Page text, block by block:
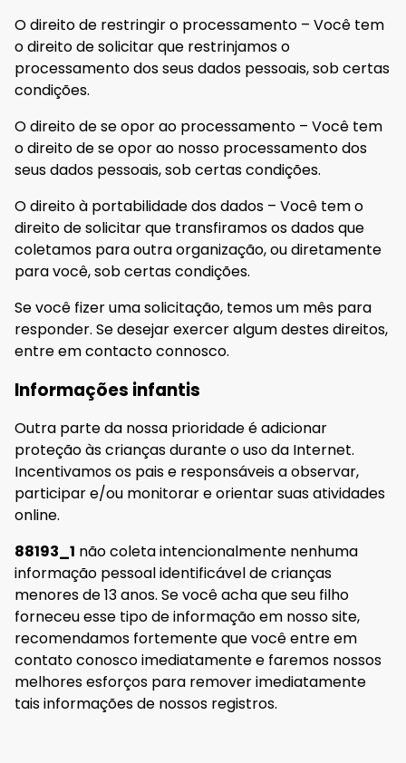
O direito de restringir o processamento – Você tem
o direito de solicitar que restrinjamos o
processamento dos seus dados pessoais, sob certas
condições.
O direito de se opor ao processamento – Você tem
o direito de se opor ao nosso processamento dos
seus dados pessoais, sob certas condições.
O direito à portabilidade dos dados – Você tem o
direito de solicitar que transfiramos os dados que
coletamos para outra organização, ou diretamente
para você, sob certas condições.
Se você fizer uma solicitação, temos um mês para
responder. Se desejar exercer algum destes direitos,
entre em contacto connosco.
Informações infantis
Outra parte da nossa prioridade é adicionar
proteção às crianças durante o uso da Internet.
Incentivamos os pais e responsáveis a observar,
participar e/ou monitorar e orientar suas atividades
online.
88193_1 não coleta intencionalmente nenhuma
informação pessoal identificável de crianças
menores de 13 anos. Se você acha que seu filho
forneceu esse tipo de informação em nosso site,
recomendamos fortemente que você entre em
contato conosco imediatamente e faremos nossos
melhores esforços para remover imediatamente
tais informações de nossos registros.